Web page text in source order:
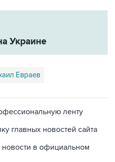
Украине
Евраев
ленту
главных новостей сайта
в официальном